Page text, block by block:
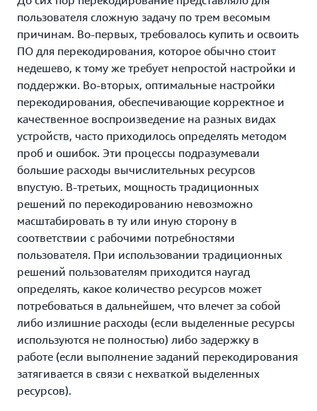
пользователя сложную задачу по трем весомым
причинам. Во‑первых, требовалось купить и освоить
ПО для перекодирования, которое обычно стоит
недешево, к тому же требует непростой настройки и
поддержки. Во‑вторых, оптимальные настройки
перекодирования, обеспечивающие корректное и
качественное воспроизведение на разных видах
устройств, часто приходилось определять методом
проб и ошибок. Эти процессы подразумевали
большие расходы вычислительных ресурсов
впустую. В‑третьих, мощность традиционных
решений по перекодированию невозможно
масштабировать в ту или иную сторону в
соответствии с рабочими потребностями
пользователя. При использовании традиционных
решений пользователям приходится наугад
определять, какое количество ресурсов может
потребоваться в дальнейшем, что влечет за собой
либо излишние расходы (если выделенные ресурсы
используются не полностью) либо задержку в
работе (если выполнение заданий перекодирования
затягивается в связи с нехваткой выделенных
ресурсов).